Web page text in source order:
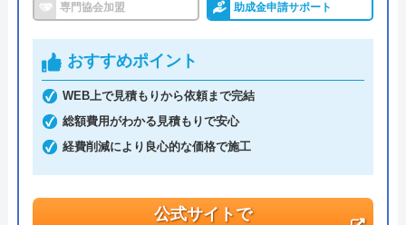
運営会社 有限会社ワ―ティング
創業・設立 平成17年5月6日設立
本社所在地
〒542-0061
大阪府大阪市中央区安堂寺町2-2-27 コ
専門協会加盟 助成金申請サポート
おすすめポイント
WEB上で見積もりから依頼まで完結
総額費用がわかる見積もりで安心
経費削減により良心的な価格で施工
公式サイトで